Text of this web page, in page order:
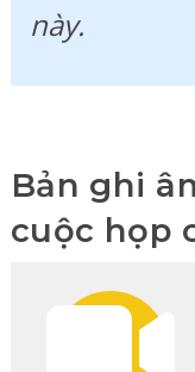
này.
Bản ghi
cuộc họp